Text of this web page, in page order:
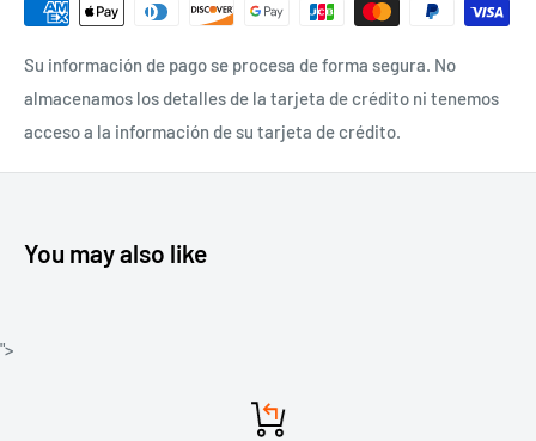
Su información de pago se procesa de forma segura. No
almacenamos los detalles de la tarjeta de crédito ni tenemos
acceso a la información de su tarjeta de crédito.
You may also like
">